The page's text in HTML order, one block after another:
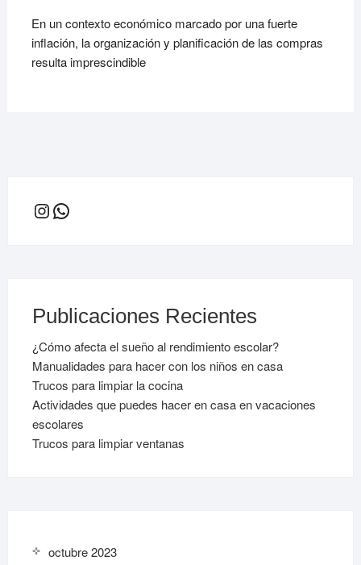
En un contexto económico marcado por una fuerte
inflación, la organización y planificación de las compras
resulta imprescindible
Instagram
WhatsApp
Publicaciones Recientes
¿Cómo afecta el sueño al rendimiento escolar?
Manualidades para hacer con los niños en casa
Trucos para limpiar la cocina
Actividades que puedes hacer en casa en vacaciones
escolares
Trucos para limpiar ventanas
octubre 2023